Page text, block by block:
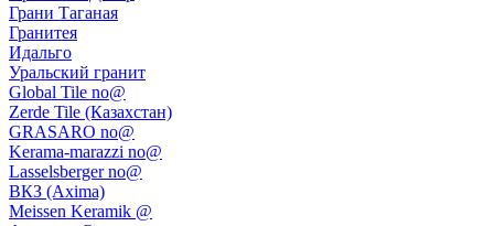
Грани Таганая
Гранитея
Идальго
Уральский гранит
Global Tile no@
Zerde Tile (Казахстан)
GRASARO no@
Kerama-marazzi no@
Lasselsberger no@
ВКЗ (Axima)
Meissen Keramik @